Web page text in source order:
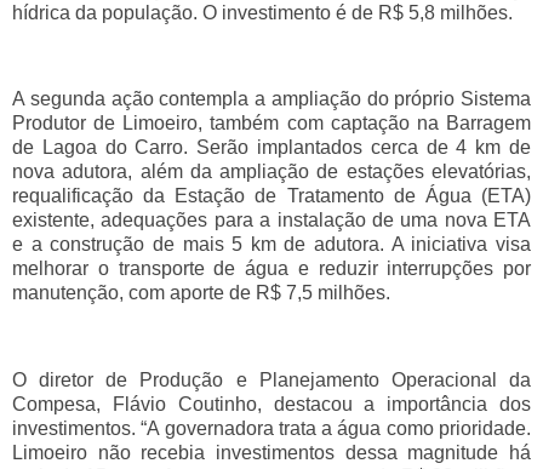
hídrica da população. O investimento é de R$ 5,8 milhões.
A segunda ação contempla a ampliação do próprio Sistema
Produtor de Limoeiro, também com captação na Barragem
de Lagoa do Carro. Serão implantados cerca de 4 km de
nova adutora, além da ampliação de estações elevatórias,
requalificação da Estação de Tratamento de Água (ETA)
existente, adequações para a instalação de uma nova ETA
e a construção de mais 5 km de adutora. A iniciativa visa
melhorar o transporte de água e reduzir interrupções por
manutenção, com aporte de R$ 7,5 milhões.
O diretor de Produção e Planejamento Operacional da
Compesa, Flávio Coutinho, destacou a importância dos
investimentos. “A governadora trata a água como prioridade.
Limoeiro não recebia investimentos dessa magnitude há